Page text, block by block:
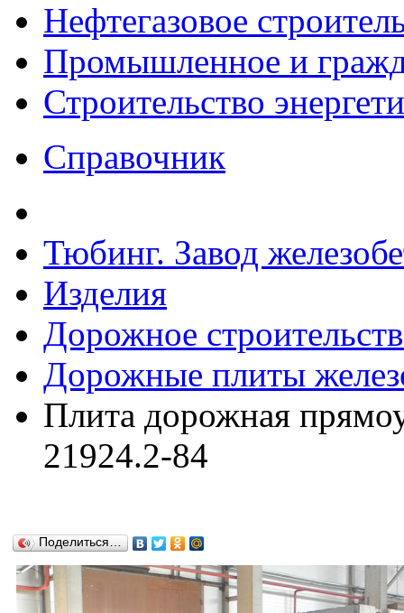
Нефтегазовое
Промышленное и
Строительство
Справочник
Тюбинг. Завод
Изделия
Дорожное
Дорожные плиты
Плита дорожная
21924.2-84
Поделиться…